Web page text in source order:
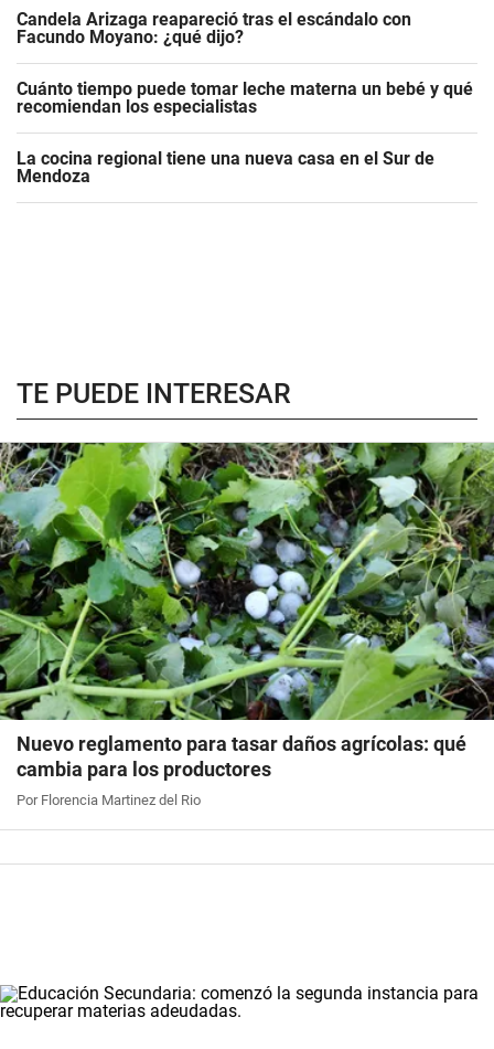
Candela Arizaga reapareció tras el escándalo con
Facundo Moyano: ¿qué dijo?
Cuánto tiempo puede tomar leche materna un bebé y qué
recomiendan los especialistas
La cocina regional tiene una nueva casa en el Sur de
Mendoza
TE PUEDE INTERESAR
Nuevo reglamento para tasar daños agrícolas: qué
cambia para los productores
Por Florencia Martinez del Rio